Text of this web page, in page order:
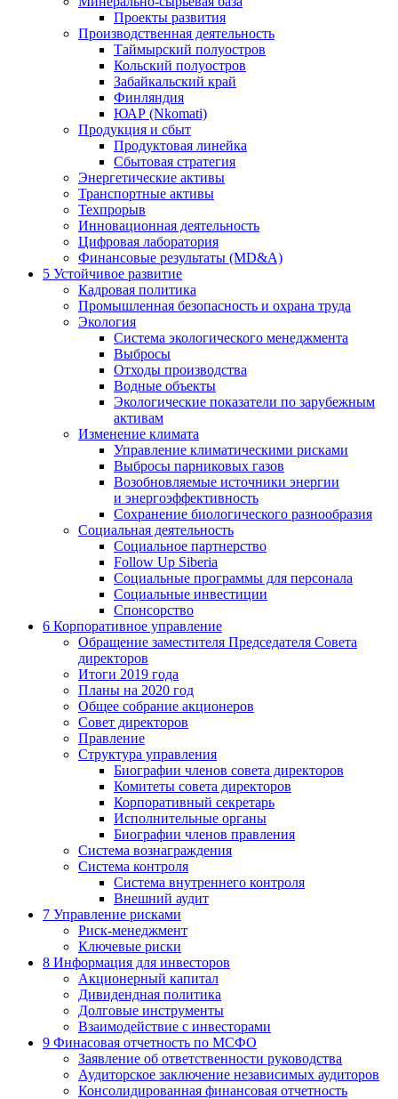
Проекты развития
Производственная деятельность
Таймырский полуостров
Кольский полуостров
Забайкальский край
Финляндия
ЮАР (Nkomati)
Продукция и сбыт
Продуктовая линейка
Сбытовая стратегия
Энергетические активы
Транспортные активы
Техпрорыв
Инновационная деятельность
Цифровая лаборатория
Финансовые результаты (MD&A)
5 Устойчивое развитие
Кадровая политика
Промышленная безопасность и охрана труда
Экология
Система экологического менеджмента
Выбросы
Отходы производства
Водные объекты
Экологические показатели по зарубежным
активам
Изменение климата
Управление климатическими рисками
Выбросы парниковых газов
Возобновляемые источники энергии
и энергоэффективность
Сохранение биологического разнообразия
Социальная деятельность
Социальное партнерство
Follow Up Siberia
Социальные программы для персонала
Социальные инвестиции
Спонсорство
6 Корпоративное управление
Обращение заместителя Председателя Совета
директоров
Итоги 2019 года
Планы на 2020 год
Общее собрание акционеров
Совет директоров
Правление
Структура управления
Биографии членов совета директоров
Комитеты совета директоров
Корпоративный секретарь
Исполнительные органы
Биографии членов правления
Система вознаграждения
Система контроля
Система внутреннего контроля
Внешний аудит
7 Управление рисками
Риск-менеджмент
Ключевые риски
8 Информация для инвесторов
Акционерный капитал
Дивидендная политика
Долговые инструменты
Взаимодействие с инвеcторами
9 Финасовая отчетность по МСФО
Заявление об ответственности руководства
Аудиторское заключение независимых аудиторов
Консолидированная финансовая отчетность